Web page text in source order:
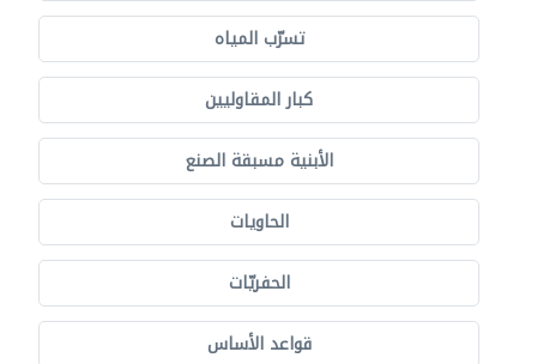
تسرّب المياه
كبار المقاوليين
الأبنية مسبقة الصنع
الحاويات
الحفريّات
قواعد الأساس